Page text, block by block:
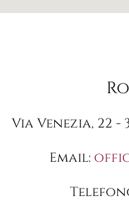
Via Venezia, 22 -
Email: